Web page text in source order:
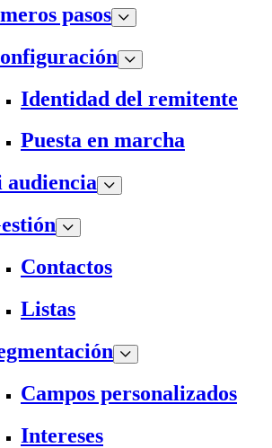
pasos
Identidad del remitente
Puesta en marcha
audiencia
Contactos
Listas
Campos personalizados
Intereses